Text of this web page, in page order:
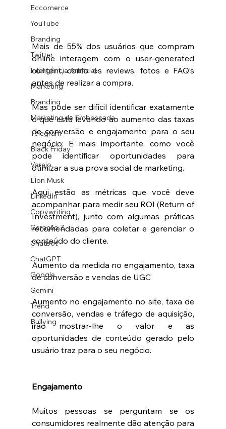
Eccomerce
YouTube
Branding
Twitter
Inteligência Artificial
Marketing
Branding
Marketing de Emboscada
Telegram
Black Friday
Varejo
Elon Musk
LinkedIn
Copywriting
Geração Z
Chatbot
ChatGPT
Google
Gemini
Trend
Bullying
Mais de 55% dos usuários que compram
online interagem com o user-generated
content, como os reviews, fotos e FAQ’s
antes de realizar a compra.
Mas pode ser difícil identificar exatamente
o que está levando ao aumento das taxas
de conversão e engajamento para o seu
negócio; E mais importante, como você
pode identificar oportunidades para
otimizar a sua prova social de marketing.
Aqui estão as métricas que você deve
acompanhar para medir seu ROI (Return of
Investment), junto com algumas práticas
recomendadas para coletar e gerenciar o
conteúdo do cliente.
Aumento da medida no engajamento, taxa
de conversão e vendas de UGC
Aumento no engajamento no site, taxa de
conversão, vendas e tráfego de aquisição,
irão mostrar-lhe o valor e as
oportunidades de conteúdo gerado pelo
usuário traz para o seu negócio.
Engajamento
Muitos pessoas se perguntam se os
consumidores realmente dão atenção para